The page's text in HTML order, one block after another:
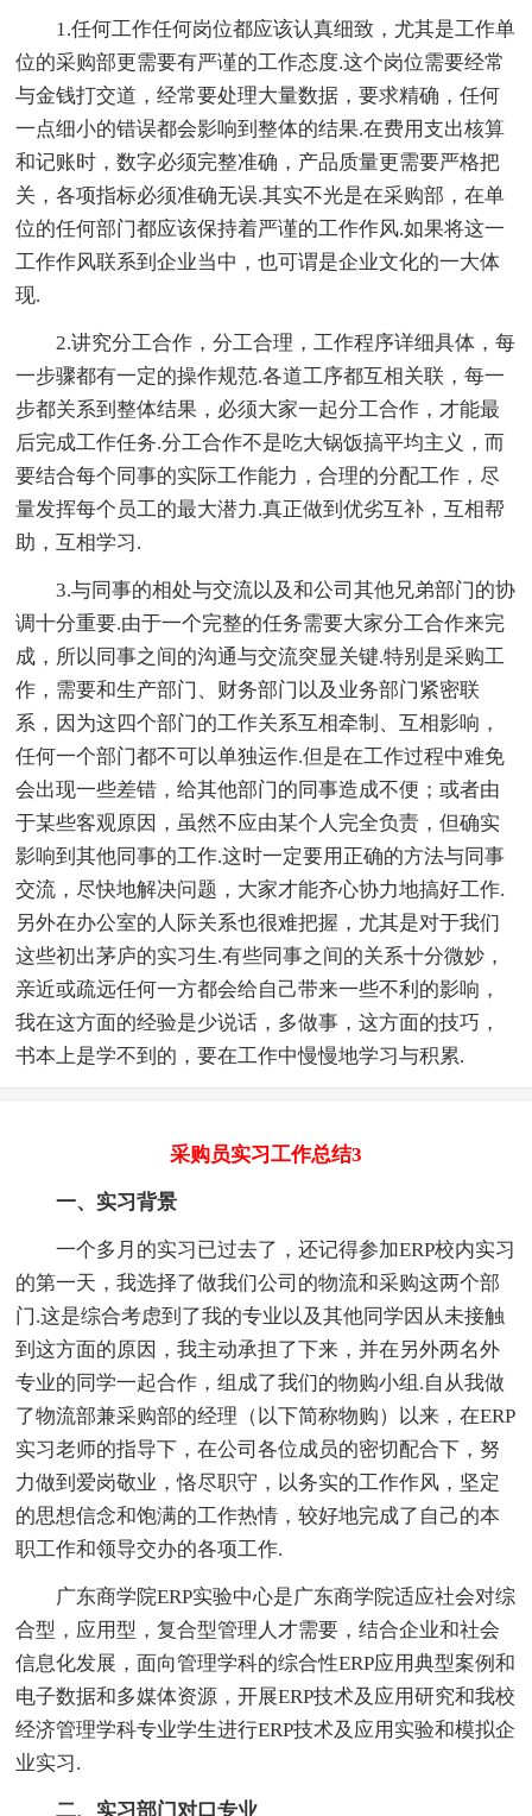
1.任何工作任何岗位都应该认真细致，尤其是工作单
位的采购部更需要有严谨的工作态度.这个岗位需要经常
与金钱打交道，经常要处理大量数据，要求精确，任何
一点细小的错误都会影响到整体的结果.在费用支出核算
和记账时，数字必须完整准确，产品质量更需要严格把
关，各项指标必须准确无误.其实不光是在采购部，在单
位的任何部门都应该保持着严谨的工作作风.如果将这一
工作作风联系到企业当中，也可谓是企业文化的一大体
现.
2.讲究分工合作，分工合理，工作程序详细具体，每
一步骤都有一定的操作规范.各道工序都互相关联，每一
步都关系到整体结果，必须大家一起分工合作，才能最
后完成工作任务.分工合作不是吃大锅饭搞平均主义，而
要结合每个同事的实际工作能力，合理的分配工作，尽
量发挥每个员工的最大潜力.真正做到优劣互补，互相帮
助，互相学习.
3.与同事的相处与交流以及和公司其他兄弟部门的协
调十分重要.由于一个完整的任务需要大家分工合作来完
成，所以同事之间的沟通与交流突显关键.特别是采购工
作，需要和生产部门、财务部门以及业务部门紧密联
系，因为这四个部门的工作关系互相牵制、互相影响，
任何一个部门都不可以单独运作.但是在工作过程中难免
会出现一些差错，给其他部门的同事造成不便；或者由
于某些客观原因，虽然不应由某个人完全负责，但确实
影响到其他同事的工作.这时一定要用正确的方法与同事
交流，尽快地解决问题，大家才能齐心协力地搞好工作.
另外在办公室的人际关系也很难把握，尤其是对于我们
这些初出茅庐的实习生.有些同事之间的关系十分微妙，
亲近或疏远任何一方都会给自己带来一些不利的影响，
我在这方面的经验是少说话，多做事，这方面的技巧，
书本上是学不到的，要在工作中慢慢地学习与积累.
采购员实习工作总结3
一、实习背景
一个多月的实习已过去了，还记得参加ERP校内实习
的第一天，我选择了做我们公司的物流和采购这两个部
门.这是综合考虑到了我的专业以及其他同学因从未接触
到这方面的原因，我主动承担了下来，并在另外两名外
专业的同学一起合作，组成了我们的物购小组.自从我做
了物流部兼采购部的经理（以下简称物购）以来，在ERP
实习老师的指导下，在公司各位成员的密切配合下，努
力做到爱岗敬业，恪尽职守，以务实的工作作风，坚定
的思想信念和饱满的工作热情，较好地完成了自己的本
职工作和领导交办的各项工作.
广东商学院ERP实验中心是广东商学院适应社会对综
合型，应用型，复合型管理人才需要，结合企业和社会
信息化发展，面向管理学科的综合性ERP应用典型案例和
电子数据和多媒体资源，开展ERP技术及应用研究和我校
经济管理学科专业学生进行ERP技术及应用实验和模拟企
业实习.
二、实习部门对口专业